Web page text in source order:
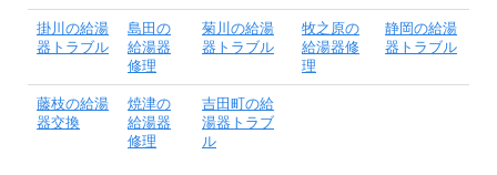
掛川の給湯
器トラブル
島田の
給湯器
修理
菊川の給湯
器トラブル
牧之原の
給湯器修
理
静岡の給湯
器トラブル
藤枝の給湯
器交換
焼津の
給湯器
修理
吉田町の給
湯器トラブ
ル